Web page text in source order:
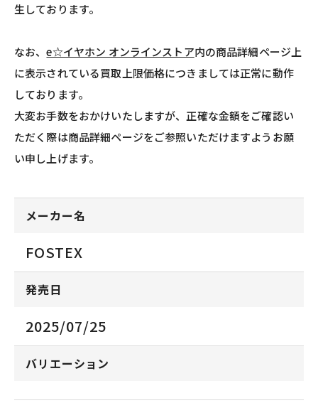
生しております。
なお、e☆イヤホン オンラインストア内の商品詳細ページ上
に表示されている買取上限価格につきましては正常に動作
しております。
大変お手数をおかけいたしますが、正確な金額をご確認い
ただく際は商品詳細ページをご参照いただけますようお願
い申し上げます。
メーカー名
FOSTEX
発売日
2025/07/25
バリエーション